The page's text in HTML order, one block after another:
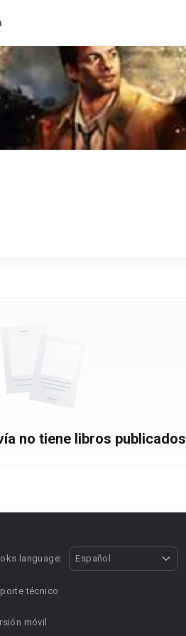
no tiene libros publicados
language: Español
técnico
móvil